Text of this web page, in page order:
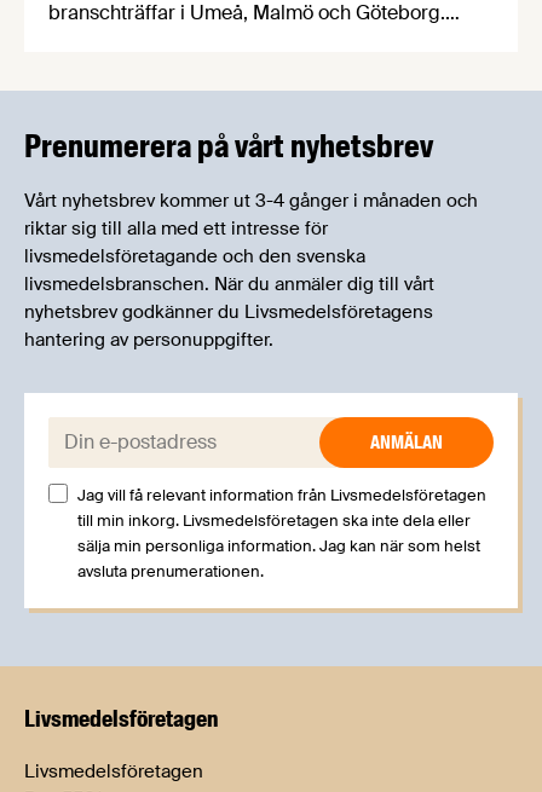
branschträffar i Umeå, Malmö och Göteborg.
Prenumerera på vårt nyhetsbrev
Vårt nyhetsbrev kommer ut 3-4 gånger i månaden och
riktar sig till alla med ett intresse för
livsmedelsföretagande och den svenska
livsmedelsbranschen. När du anmäler dig till vårt
nyhetsbrev godkänner du Livsmedelsföretagens
hantering av personuppgifter.
E-post:
Jag vill få relevant information från Livsmedelsföretagen
till min inkorg. Livsmedelsföretagen ska inte dela eller
sälja min personliga information. Jag kan när som helst
avsluta prenumerationen.
Livsmedels­företagen
Livsmedelsföretagen